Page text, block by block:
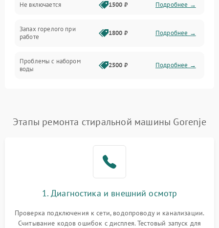
Не включается 1500 ₽ Подробнее →
Запах горелого при
работе
1800 ₽ Подробнее →
Проблемы с набором
воды
2500 ₽ Подробнее →
Подробнее →
Этапы ремонта стиральной машины Gorenje
1. Диагностика и внешний осмотр
Проверка подключения к сети, водопроводу и канализации.
Считывание кодов ошибок с дисплея. Тестовый запуск для